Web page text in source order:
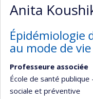
Anita
Épidémiologie
au mode de
Professeure associée
École de santé
sociale et préventive